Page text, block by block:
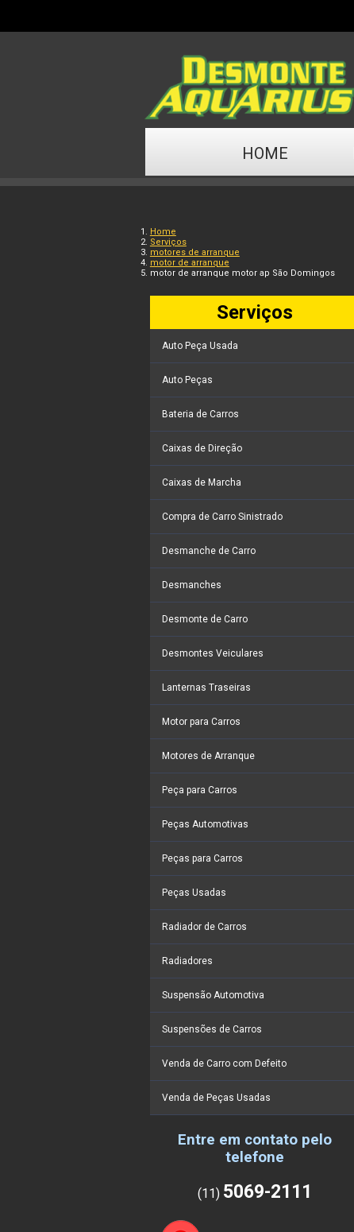
HOME
Home
Serviços
motores de arranque
motor de arranque
motor de arranque motor ap São Domingos
Serviços
Auto Peça Usada
Auto Peças
Bateria de Carros
Caixas de Direção
Caixas de Marcha
Compra de Carro Sinistrado
Desmanche de Carro
Desmanches
Desmonte de Carro
Desmontes Veiculares
Lanternas Traseiras
Motor para Carros
Motores de Arranque
Peça para Carros
Peças Automotivas
Peças para Carros
Peças Usadas
Radiador de Carros
Radiadores
Suspensão Automotiva
Suspensões de Carros
Venda de Carro com Defeito
Venda de Peças Usadas
Entre em contato pelo
telefone
(11) 5069-2111